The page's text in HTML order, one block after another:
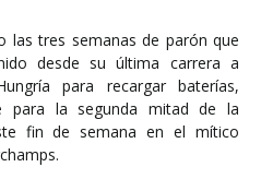
las tres semanas de parón que
desde su última carrera a
para recargar baterías,
para la segunda mitad de la
fin de semana en el mítico